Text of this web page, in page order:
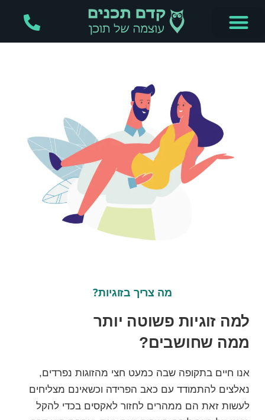
מה צריך בזוגיות?
למה זוגיות פשוטה יותר
ממה שחושבים?
אנו חיים בתקופה שבה כמעט חצי מהזוגות נפרדים,
נאלצים להתמודד עם כאב הפרידה וכשאינם מצליחים
לעשות זאת הם ממהרים לחזור לאקסים בכדי להקל